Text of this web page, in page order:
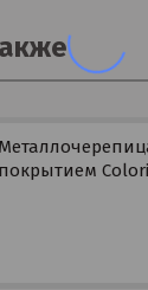
покрытием